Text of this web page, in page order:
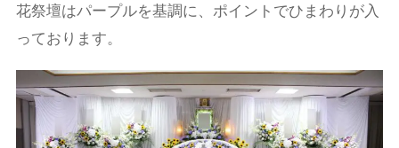
花祭壇はパープルを基調に、ポイントでひまわりが入
っております。